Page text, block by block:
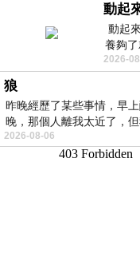
動起
動起
養夠
2026-
狼
昨晚經歷了某些事情，早
晚，那個人離我太近了，
2026-08-06